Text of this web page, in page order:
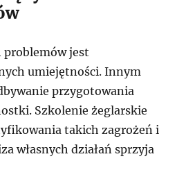
problemów jest
umiejętności. Innym
przygotowania
Szkolenie żeglarskie
takich zagrożeń i
własnych działań sprzyja